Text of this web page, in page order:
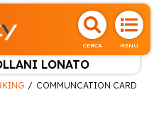
CERCA MENU
LONATO
COMMUNCATION CARD